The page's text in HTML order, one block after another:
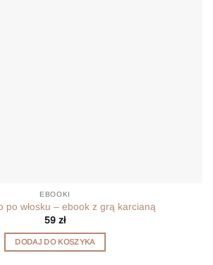
EBOOKI
po włosku – ebook z grą karcianą
59 zł
DODAJ DO KOSZYKA